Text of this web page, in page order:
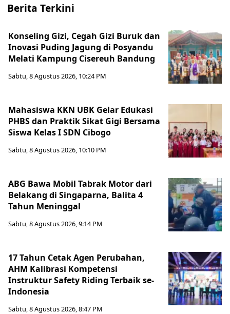
Berita Terkini
Konseling Gizi, Cegah Gizi Buruk dan
Inovasi Puding Jagung di Posyandu
Melati Kampung Cisereuh Bandung
Sabtu, 8 Agustus 2026, 10:24 PM
Mahasiswa KKN UBK Gelar Edukasi
PHBS dan Praktik Sikat Gigi Bersama
Siswa Kelas I SDN Cibogo
Sabtu, 8 Agustus 2026, 10:10 PM
ABG Bawa Mobil Tabrak Motor dari
Belakang di Singaparna, Balita 4
Tahun Meninggal
Sabtu, 8 Agustus 2026, 9:14 PM
17 Tahun Cetak Agen Perubahan,
AHM Kalibrasi Kompetensi
Instruktur Safety Riding Terbaik se-
Indonesia
Sabtu, 8 Agustus 2026, 8:47 PM